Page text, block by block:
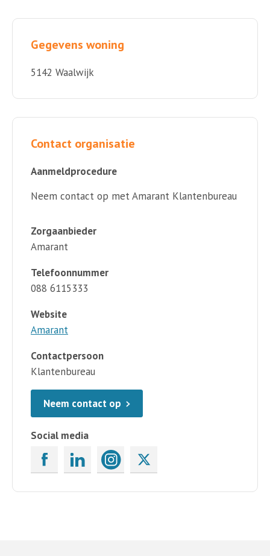
Gegevens woning
5142 Waalwijk
Contact organisatie
Aanmeldprocedure
Neem contact op met Amarant Klantenbureau
Zorgaanbieder
Amarant
Telefoonnummer
088 6115333
Website
Amarant
Contactpersoon
Klantenbureau
Neem contact op
Social media